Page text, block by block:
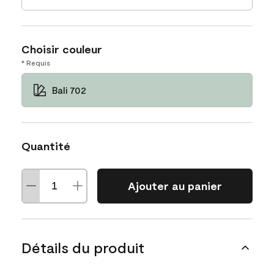
Choisir couleur
* Requis
Bali 702
Quantité
Ajouter au panier
Détails du produit